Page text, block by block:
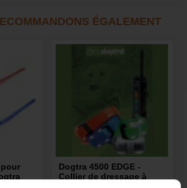
ÉGALEMENT
Dogtra 4500 EDGE -
Collier de dressage à